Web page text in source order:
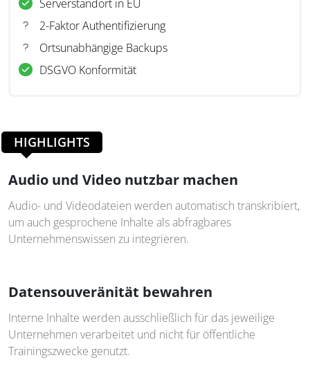
Serverstandort in EU
2-Faktor Authentifizierung
Ortsunabhängige Backups
DSGVO Konformität
HIGHLIGHTS
Audio und Video nutzbar machen
Audio- und Videodateien werden automatisch transkribiert,
um auch gesprochene Inhalte als abfragbares
Unternehmenswissen zu integrieren.
Datensouveränität bewahren
Interne Inhalte werden ausschließlich für das jeweilige
Unternehmen verarbeitet und nicht für öffentliche
Trainingszwecke genutzt.